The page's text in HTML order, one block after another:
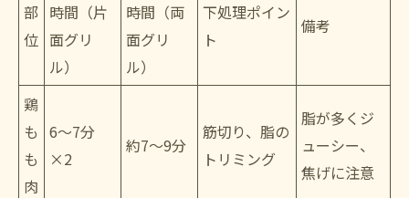
部
位
時間（片
面グリ
ル）
時間（両
面グリ
ル）
下処理ポイン
ト
備考
鶏
も
も
肉
6〜7分
×2
約7〜9分
筋切り、脂の
トリミング
脂が多くジ
ューシー、
焦げに注意